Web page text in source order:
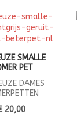
SMALLE
PET
DAMES
20,00